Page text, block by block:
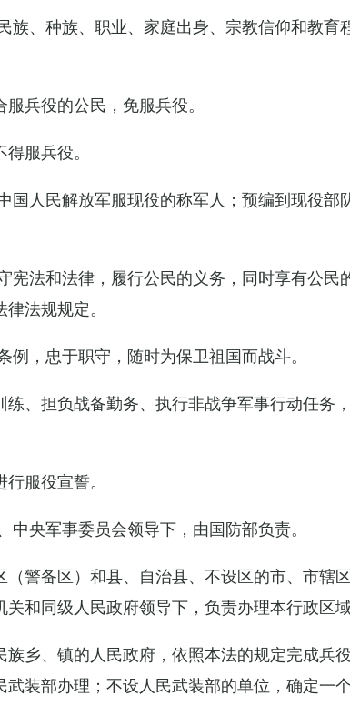
族、种族、职业、家庭出身、宗教信仰和教育
兵役的公民，免服兵役。
服兵役。
国人民解放军服现役的称军人；预编到现役部
宪法和法律，履行公民的义务，同时享有公民
法规规定。
，忠于职守，随时为保卫祖国而战斗。
、担负战备勤务、执行非战争军事行动任务
服役宣誓。
央军事委员会领导下，由国防部负责。
警备区）和县、自治县、不设区的市、市辖
和同级人民政府领导下，负责办理本行政区域
乡、镇的人民政府，依照本法的规定完成兵
装部办理；不设人民武装部的单位，确定一